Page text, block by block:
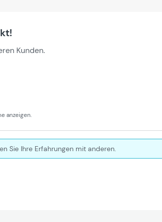
Kunden.
anzeigen.
Sie Ihre Erfahrungen mit anderen.